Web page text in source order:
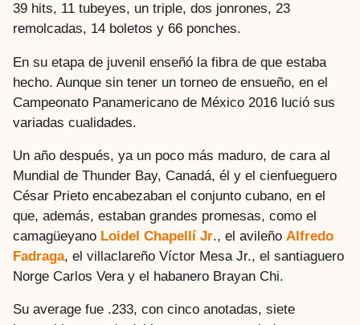
39 hits, 11 tubeyes, un triple, dos jonrones, 23
remolcadas, 14 boletos y 66 ponches.
En su etapa de juvenil enseñó la fibra de que estaba
hecho. Aunque sin tener un torneo de ensueño, en el
Campeonato Panamericano de México 2016 lució sus
variadas cualidades.
Un año después, ya un poco más maduro, de cara al
Mundial de Thunder Bay, Canadá, él y el cienfueguero
César Prieto encabezaban el conjunto cubano, en el
que, además, estaban grandes promesas, como el
camagüeyano Loidel Chapellí Jr., el avileño Alfredo
Fadraga, el villaclareño Víctor Mesa Jr., el santiaguero
Norge Carlos Vera y el habanero Brayan Chi.
Su average fue .233, con cinco anotadas, siete